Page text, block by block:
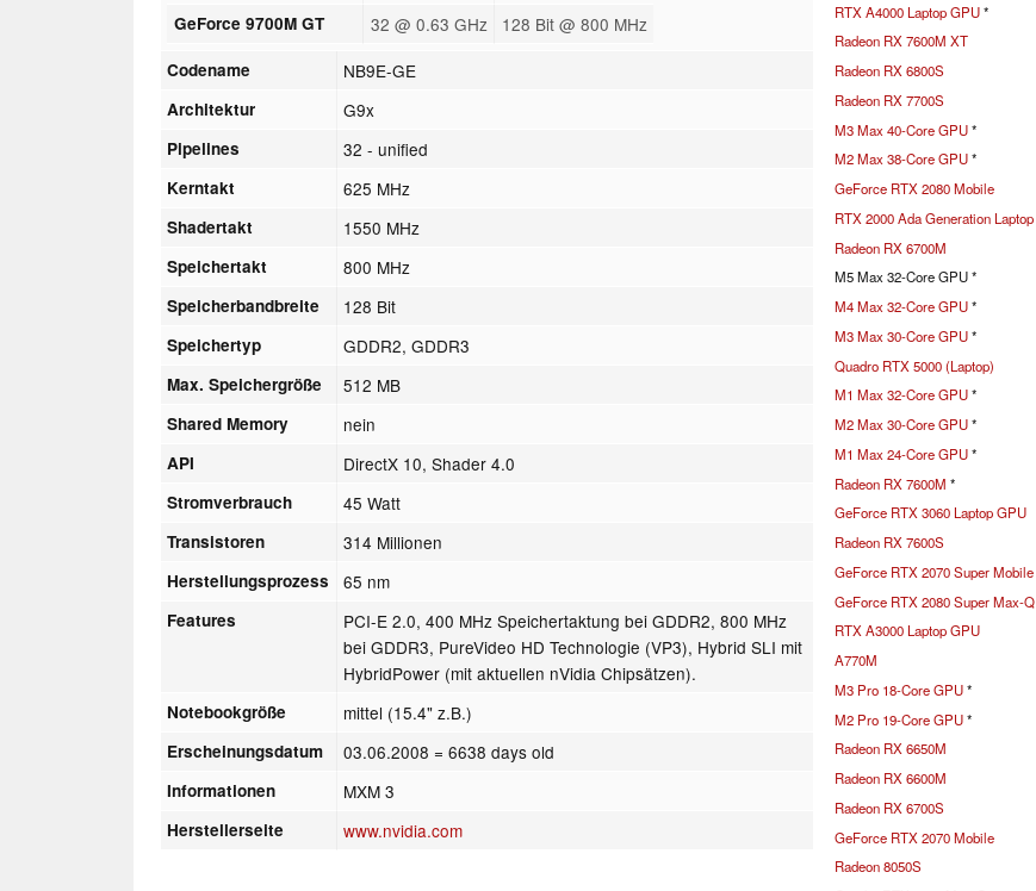
GeForce 9700M GT 32 @ 0.63 GHz 128 Bit @ 800 MHz
Codename NB9E-GE
Architektur G9x
Pipelines 32 - unified
Kerntakt 625 MHz
Shadertakt 1550 MHz
Speichertakt 800 MHz
Speicherbandbreite 128 Bit
Speichertyp GDDR2, GDDR3
Max. Speichergröße 512 MB
Shared Memory nein
API DirectX 10, Shader 4.0
Stromverbrauch 45 Watt
Transistoren 314 Millionen
Herstellungsprozess 65 nm
Features
PCI-E 2.0, 400 MHz Speichertaktung bei GDDR2, 800 MHz
bei GDDR3, PureVideo HD Technologie (VP3), Hybrid SLI mit
HybridPower (mit aktuellen nVidia Chipsätzen).
Notebookgröße mittel (15.4" z.B.)
Erscheinungsdatum 03.06.2008 = 6638 days old
Informationen MXM 3
Herstellerseite www.nvidia.com
RTX A4000 Laptop GPU*
Radeon RX 7600M XT
Radeon RX 6800S
Radeon RX 7700S
M3 Max 40-Core GPU*
M2 Max 38-Core GPU*
GeForce RTX 2080 Mobile
RTX 2000 Ada Generation Laptop
Radeon RX 6700M
M5 Max 32-Core GPU *
M4 Max 32-Core GPU*
M3 Max 30-Core GPU*
Quadro RTX 5000 (Laptop)
M1 Max 32-Core GPU*
M2 Max 30-Core GPU*
M1 Max 24-Core GPU*
Radeon RX 7600M *
GeForce RTX 3060 Laptop GPU
Radeon RX 7600S
GeForce RTX 2070 Super Mobile
GeForce RTX 2080 Super Max-Q
RTX A3000 Laptop GPU
A770M
M3 Pro 18-Core GPU*
M2 Pro 19-Core GPU*
Radeon RX 6650M
Radeon RX 6600M
Radeon RX 6700S
GeForce RTX 2070 Mobile
Radeon 8050S